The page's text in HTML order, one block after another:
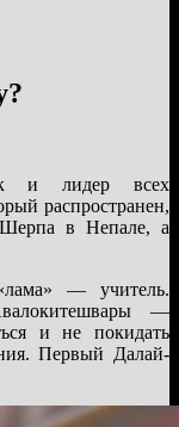
и лидер всех
распространен,
в Непале, а
— учитель.
—
и не покидать
Первый Далай-